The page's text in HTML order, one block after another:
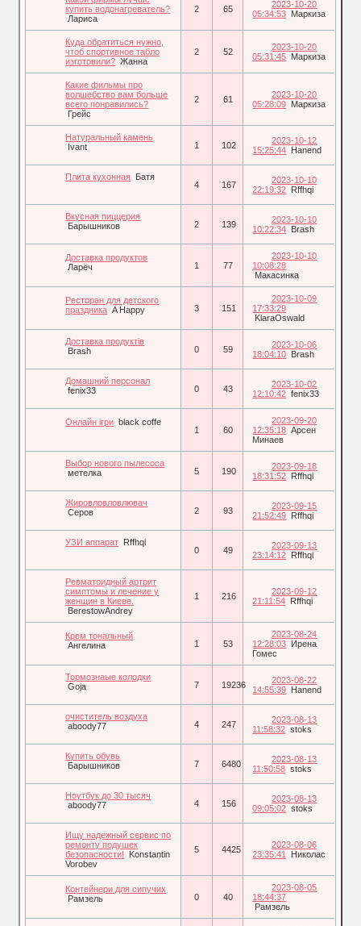
купить водонагреватель?
Лариса
2 65
2023-10-20
05:34:53 Маркиза
Куда обратиться нужно,
чтоб спортивное табло
изготовили? Жанна
2 52
2023-10-20
05:31:45 Маркиза
Какие фильмы про
волшебство вам больше
всего понравились?
Грейс
2 61
2023-10-20
05:28:09 Маркиза
Натуральный камень
Ivant
1 102
2023-10-12
15:25:44 Hanend
Плита кухонная Батя
4
167
2023-10-10
22:19:32 Rffhqi
Вкусная пиццерия
Барышников
2 139
2023-10-10
10:22:34 Brash
Доставка продуктов
Ларёч
1 77
2023-10-10
10:08:28
Макасинка
Ресторан для детского
праздника A Happy 3 151
2023-10-09
17:33:29
KlaraOswald
Доставка продуктів
Brash
0 59
2023-10-06
18:04:10 Brash
Домашний персонал
fenix33
0 43
2023-10-02
12:10:42 fenix33
Онлайн ігри black coffe
1
60
2023-09-20
12:35:18 Арсен
Минаев
Выбор нового пылесоса
метелка
5 190
2023-09-18
18:31:52 Rffhqi
Жировловловлювач
Серов
2 93
2023-09-15
21:52:49 Rffhqi
УЗИ аппарат Rffhqi
0
49
2023-09-13
23:14:12 Rffhqi
Ревматоидный артрит
симптомы и лечение у
женщин в Киеве.
BerestowAndrey
1 216
2023-09-12
21:11:54 Rffhqi
Крем тональный
Ангелина
1 53
2023-08-24
12:28:03 Ирена
Гомес
Тормознаые колодки
Goja
7 19236
2023-08-22
14:55:39 Hanend
очиститель воздуха
aboody77
4 247
2023-08-13
11:58:32 stoks
Купить обувь
Барышников
7 6480
2023-08-13
11:50:58 stoks
Ноутбук до 30 тысяч
aboody77
4 156
2023-08-13
09:05:02 stoks
Ищу надежный сервис по
ремонту подушек
безопасности!
Konstantin
Vorobev
5 4425
2023-08-06
23:35:41
Николас
Контейнери для сипучих
Рамзель
0 40
2023-08-05
18:44:37
Рамзель